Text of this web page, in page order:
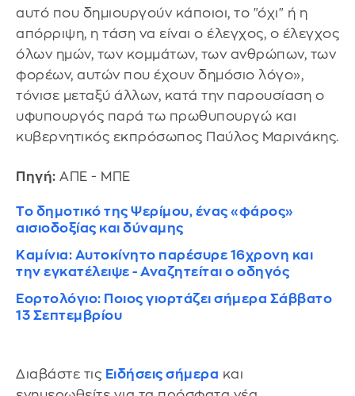
αυτό που δημιουργούν κάποιοι, το "όχι" ή η
απόρριψη, η τάση να είναι ο έλεγχος, ο έλεγχος
όλων ημών, των κομμάτων, των ανθρώπων, των
φορέων, αυτών που έχουν δημόσιο λόγο»,
τόνισε μεταξύ άλλων, κατά την παρουσίαση ο
υφυπουργός παρά τω πρωθυπουργώ και
κυβερνητικός εκπρόσωπος Παύλος Μαρινάκης.
Πηγή: ΑΠΕ - ΜΠΕ
Το δημοτικό της Ψερίμου, ένας «φάρος»
αισιοδοξίας και δύναμης
Καμίνια: Αυτοκίνητο παρέσυρε 16χρονη και
την εγκατέλειψε - Αναζητείται ο οδηγός
Εορτολόγιο: Ποιος γιορτάζει σήμερα Σάββατο
13 Σεπτεμβρίου
Διαβάστε τις Ειδήσεις σήμερα και